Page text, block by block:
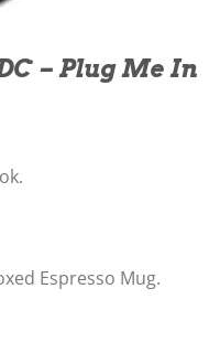
– Plug Me In
Espresso Mug.